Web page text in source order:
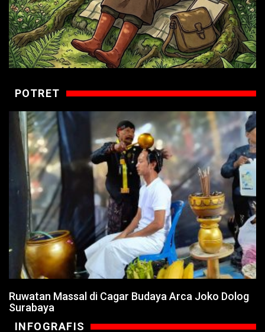
POTRET
Ruwatan Massal di Cagar Budaya Arca Joko Dolog
Surabaya
INFOGRAFIS